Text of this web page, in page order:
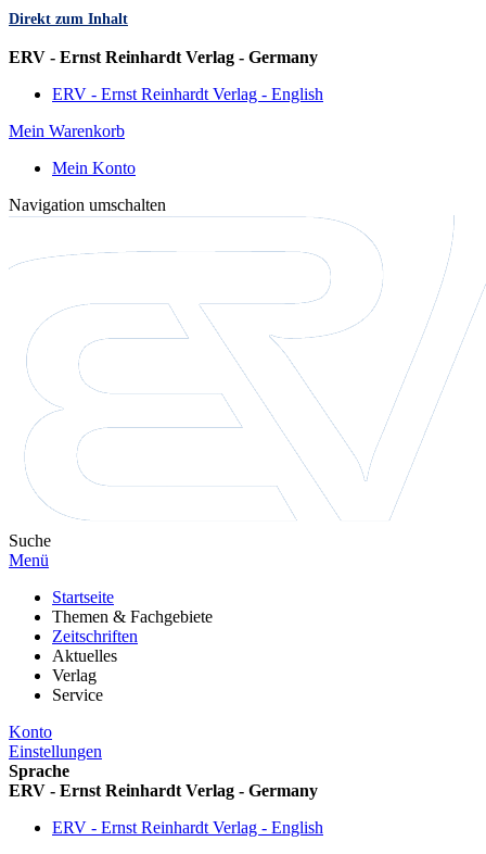
Direkt zum Inhalt
ERV - Ernst Reinhardt Verlag - Germany
ERV - Ernst Reinhardt Verlag - English
Mein Warenkorb
Mein Konto
Navigation umschalten
Suche
Menü
Startseite
Themen & Fachgebiete
Zeitschriften
Aktuelles
Verlag
Service
Konto
Einstellungen
Sprache
ERV - Ernst Reinhardt Verlag - Germany
ERV - Ernst Reinhardt Verlag - English